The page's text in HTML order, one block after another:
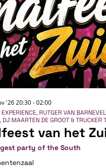
van het
party of the South
RUTGER VAN
DJ MAARTEN DE GROOT & TRUCKER
'2620:30 - 02:00